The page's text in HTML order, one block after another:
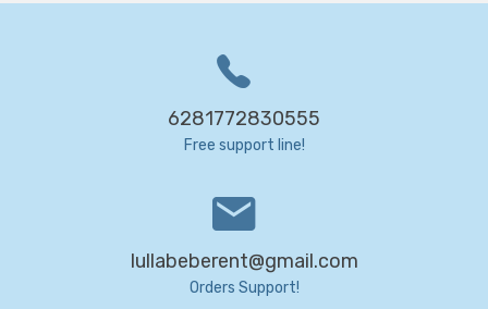
6281772830555
Free support line!
lullabeberent@gmail.com
Orders Support!